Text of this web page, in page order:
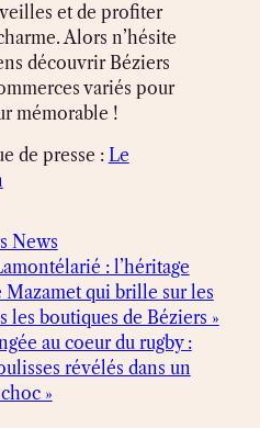
et de profiter
Alors n’hésite
découvrir Béziers
variés pour
mémorable !
de presse : Le
News
: l’héritage
Mazamet qui brille sur les
les boutiques de Béziers »
au coeur du rugby :
révélés dans un
»